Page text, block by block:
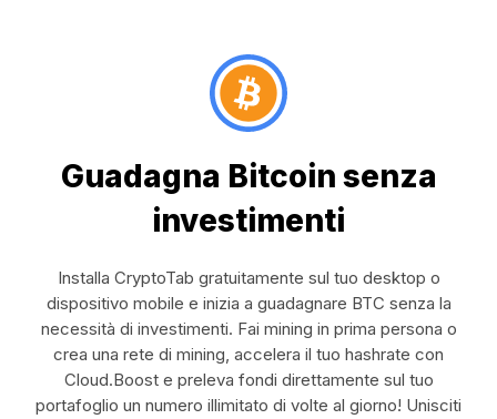
Guadagna Bitcoin senza
investimenti
Installa CryptoTab gratuitamente sul tuo desktop o
dispositivo mobile e inizia a guadagnare BTC senza la
necessità di investimenti. Fai mining in prima persona o
crea una rete di mining, accelera il tuo hashrate con
Cloud.Boost e preleva fondi direttamente sul tuo
portafoglio un numero illimitato di volte al giorno! Unisciti